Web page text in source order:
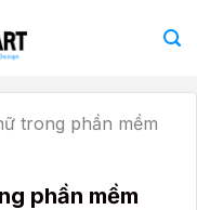
trong phần mềm
phần mềm